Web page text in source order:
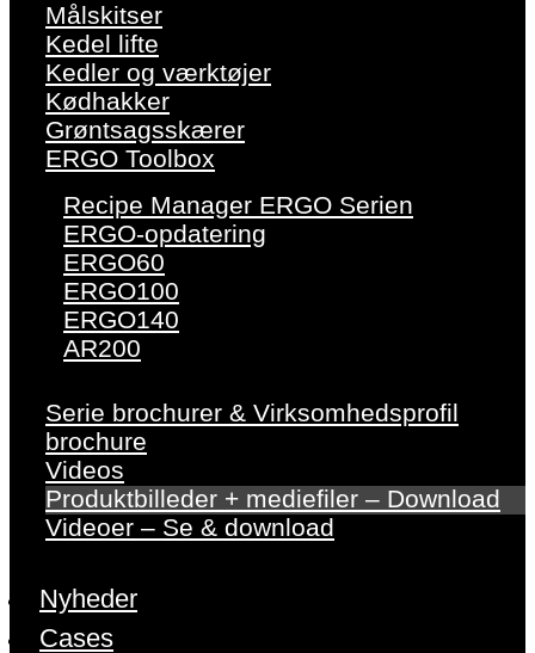
Målskitser
Kedel lifte
Kedler og værktøjer
Kødhakker
Grøntsagsskærer
ERGO Toolbox
Recipe Manager ERGO Serien
ERGO-opdatering
ERGO60
ERGO100
ERGO140
AR200
Serie brochurer & Virksomhedsprofil
brochure
Videos
Produktbilleder + mediefiler – Download
Videoer – Se & download
Nyheder
Cases